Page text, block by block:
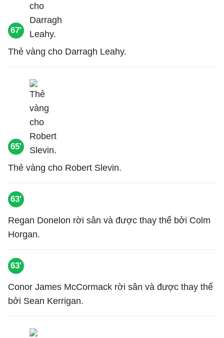
67'
Thẻ vàng cho Darragh Leahy.
65'
Thẻ vàng cho Robert Slevin.
63'
Regan Donelon rời sân và được thay thế bởi Colm
Horgan.
63'
Conor James McCormack rời sân và được thay thế
bởi Sean Kerrigan.